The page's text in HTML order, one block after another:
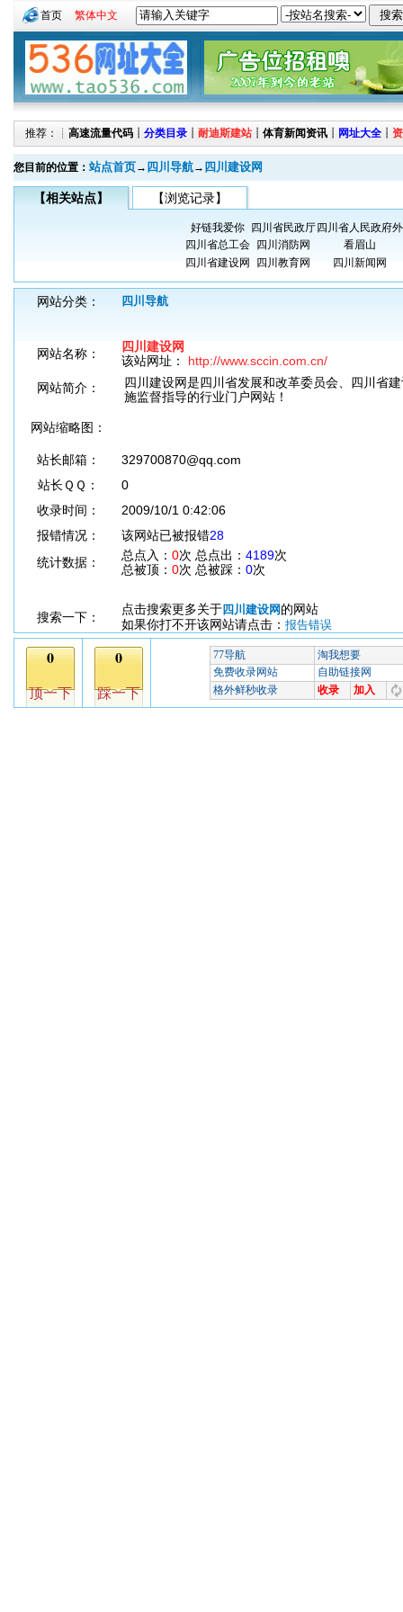
首页 繁体中文
推荐：┊ 高速流量代码 ┊ 分类目录 ┊ 耐迪斯建站 ┊ 体育新闻资讯 ┊ 网址大全 ┊
您目前的位置： 站点首页→ 四川导航→ 四川建设网
【相关站点】 【浏览记录】
好链我爱你 四川省民政厅 四川省人民政府外
四川省总工会
四川消防网
看眉山
四川省建设网
四川教育网 四川新闻网
网站分类： 四川导航
网站名称：
四川建设网
该站网址： http://www.sccin.com.cn/
网站简介：
四川建设网是四川省发展和改革委员会、四川省
施监督指导的行业门户网站！
网站缩略图：
站长邮箱：
329700870@qq.com
站长ＱＱ：
0
收录时间：
2009/10/1 0:42:06
报错情况：
该网站已被报错28
统计数据：
总点入： 0次 总点出： 4189次
总被顶： 0次 总被踩： 0次
搜索一下：
点击搜索更多关于 四川建设网 的网站
如果你打不开该网站请点击： 报告错误